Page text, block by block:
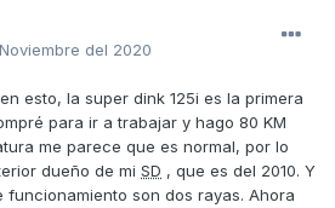
del 2020
esto, la super dink 125i es la primera
para ir a trabajar y hago 80 KM
me parece que es normal, por lo
dueño de mi SD , que es del 2010. Y
funcionamiento son dos rayas. Ahora